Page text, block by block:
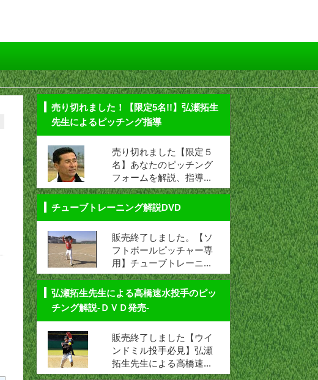
売り切れました！【限定5名!!】弘瀬拓生
先生によるピッチング指導
売り切れました【限定５
名】あなたのピッチング
フォームを解説、指導...
チューブトレーニング解説DVD
販売終了しました。【ソ
フトボールピッチャー専
用】チューブトレーニ...
弘瀬拓生先生による高橋速水投手のピッ
チング解説-ＤＶＤ発売-
販売終了しました【ウイ
ンドミル投手必見】弘瀬
拓生先生による高橋速...